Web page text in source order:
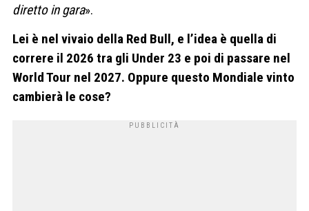
diretto in gara».
Lei è nel vivaio della Red Bull, e l’idea è quella di
correre il 2026 tra gli Under 23 e poi di passare nel
World Tour nel 2027. Oppure questo Mondiale vinto
cambierà le cose?